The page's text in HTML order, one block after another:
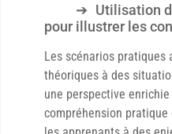
Utilisation
pour illustrer les
Les scénarios
théoriques à des
une perspective
compréhension pratique